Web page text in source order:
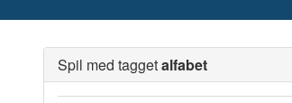
Spil med taggetalfabet